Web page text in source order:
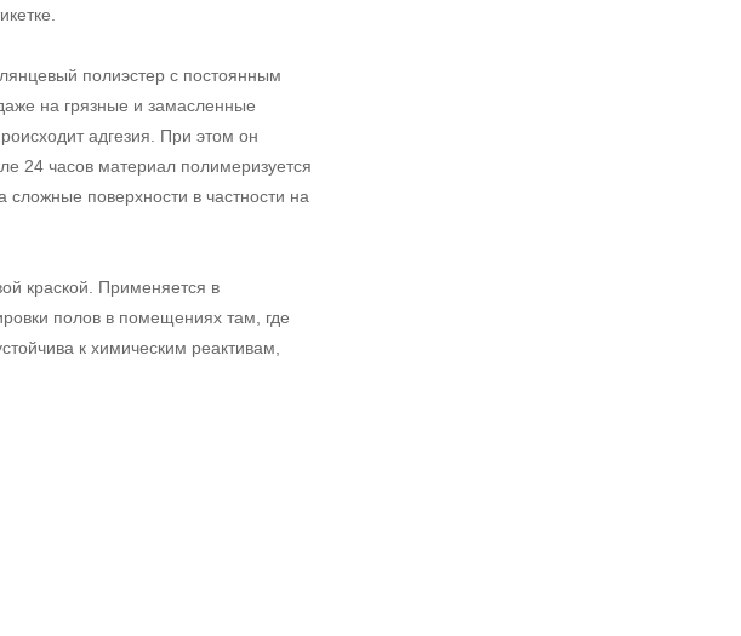
полиэстер с постоянным
на грязные и замасленные
адгезия. При этом он
24 часов материал полимеризуется
поверхности в частности на
краской. Применяется в
полов в помещениях там, где
к химическим реактивам,